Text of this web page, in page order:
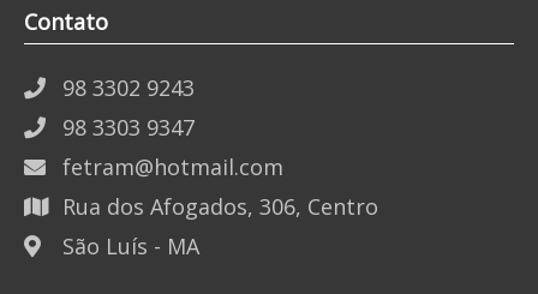
Contato
98 3302 9243
98 3303 9347
fetram@hotmail.com
Rua dos Afogados, 306, Centro
São Luís - MA